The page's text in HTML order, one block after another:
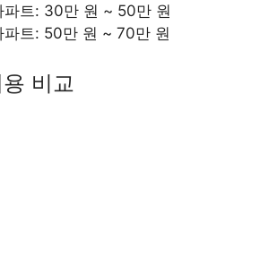
파트: 30만 원 ~ 50만 원
파트: 50만 원 ~ 70만 원
비교